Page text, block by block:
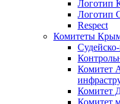
Логотип
Логотип
Respect
Комитеты
Комитет
Комитет
Комитет